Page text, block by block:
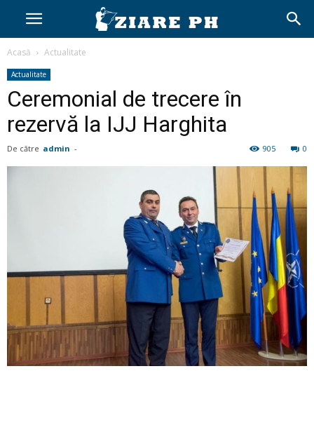
Acasă Actualitate
Actualitate
Ceremonial de trecere în
rezervă la IJJ Harghita
De către admin - 0
905